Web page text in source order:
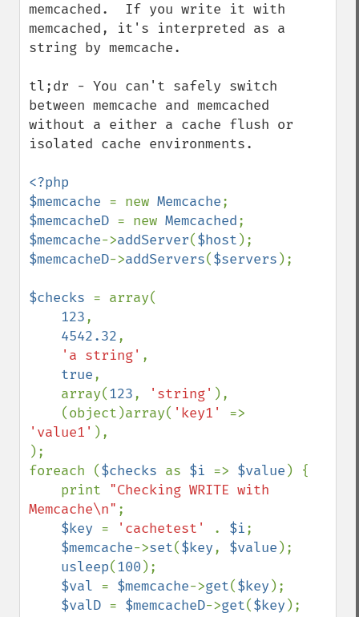
memcached.  If you write it with
memcached, it's interpreted as a
string by memcache.
tl;dr - You can't safely switch
between memcache and memcached
without a either a cache flush or
isolated cache environments.
<?php
$memcache = new Memcache
$memcacheD = new Memcached
$memcache->addServer($host
$memcacheD->addServers($servers );
$checks = array(
123,
4542.32,
'a string' ,
true,
    array(
123, 'string' ),
    (object)array(
'key1'
'value1' ),
);
foreach ($checks as $i => $value ) {
    print
"Checking WRITE with
Memcache\n" ;
$key = 'cachetest' . $i;
$memcache->set($key, $value );
usleep(100 );
$val = $memcache->get($key );
$valD = $memcacheD->get($key );